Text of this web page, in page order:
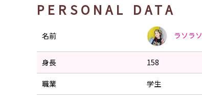
PERSONAL DATA
名前 ラソラソ
身長 158
職業 学生